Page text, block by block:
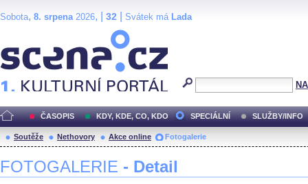
Sobota, 8. srpena2026, | 32 Svátek má Lada
ČASOPIS KDY, KDE, CO, KDO SPECIÁLNÍ SLUŽBY/INFO
Soutěže Nethovory Akce online Fotogalerie
FOTOGALERIE - Detail